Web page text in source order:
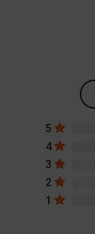
5
4
3
2
1